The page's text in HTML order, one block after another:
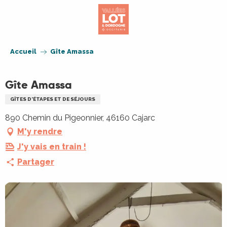
Accueil Gîte Amassa
Gîte Amassa
GÎTES D'ÉTAPES ET DE SÉJOURS
890 Chemin du Pigeonnier, 46160 Cajarc
M'y rendre
J'y vais en train !
Partager